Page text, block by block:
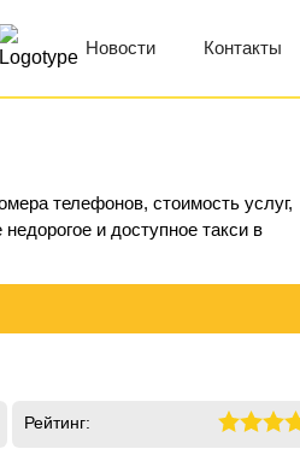
Новости Контакты
телефонов, стоимость услуг,
и доступное такси в
Рейтинг: